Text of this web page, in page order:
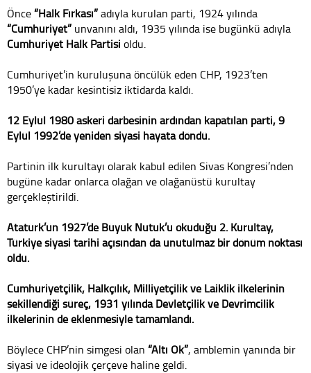
Önce“Halk Fırkası”adıyla kurulan parti, 1924 yılında
“Cumhuriyet” unvanını aldı, 1935 yılında ise bugünkü adıyla
Cumhuriyet Halk Partisi oldu.
Cumhuriyet’in kuruluşuna öncülük eden CHP, 1923’ten
1950’ye kadar kesintisiz iktidarda kaldı.
12 Eylül 1980 askeri darbesinin ardından kapatılan parti, 9
Eylül 1992’de yeniden siyasi hayata döndü.
Partinin ilk kurultayı olarak kabul edilen Sivas Kongresi’nden
bugüne kadar onlarca olağan ve olağanüstü kurultay
gerçekleştirildi.
Atatürk’ün 1927’de Büyük Nutuk’u okuduğu 2. Kurultay,
Türkiye siyasi tarihi açısından da unutulmaz bir dönüm noktası
oldu.
Cumhuriyetçilik, Halkçılık, Milliyetçilik ve Laiklik ilkelerinin
şekillendiği süreç, 1931 yılında Devletçilik ve Devrimcilik
ilkelerinin de eklenmesiyle tamamlandı.
Böylece CHP’nin simgesi olan “Altı Ok”, amblemin yanında bir
siyasi ve ideolojik çerçeve haline geldi.